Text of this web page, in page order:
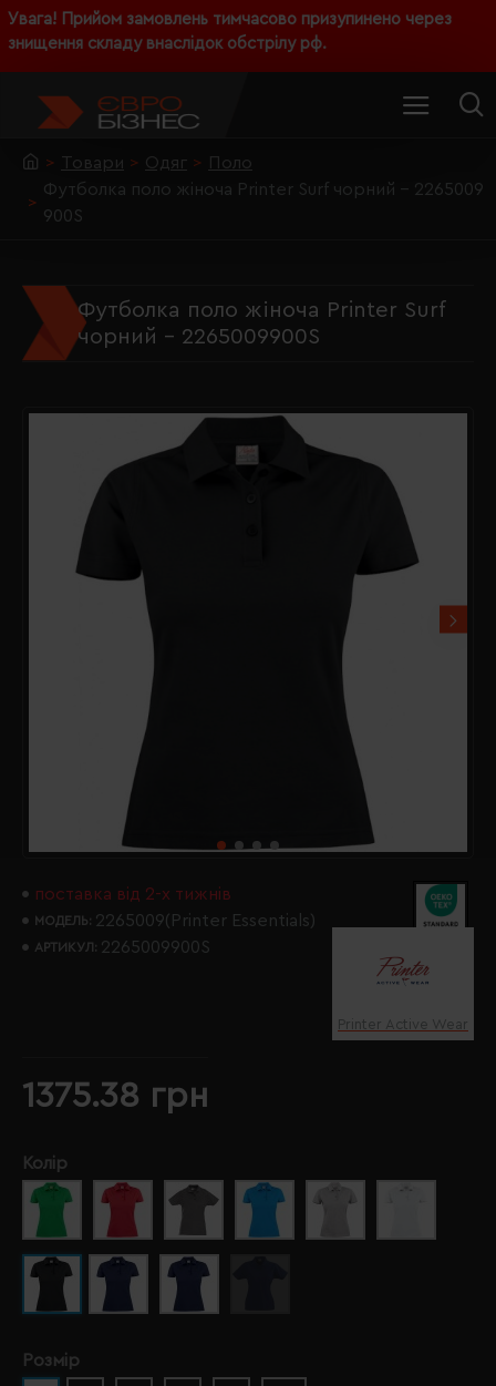
Увага! Прийом замовлень тимчасово призупинено через
знищення складу внаслідок обстрілу рф.
Товари Одяг
Поло
Футболка поло жіноча Printer Surf чорний - 2265009
900S
Футболка поло жіноча Printer Surf
чорний - 2265009900S
поставка від 2-х тижнів
МОДЕЛЬ: 2265009(Printer Essentials)
АРТИКУЛ: 2265009900S
Printer Active Wear
1375.38 грн
Колір
Розмір